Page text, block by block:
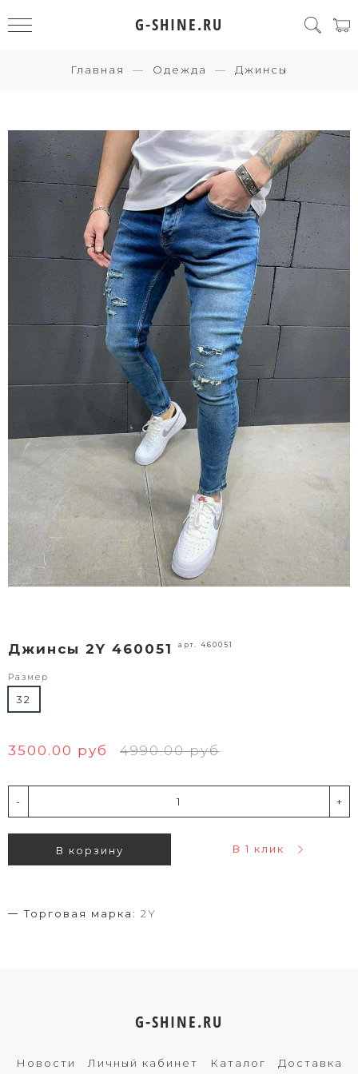
G-SHINE.RU
Главная Одежда Джинсы
Джинсы 2Y 460051 арт. 460051
Размер
32
3500.00 руб 4990.00 руб
- +
В корзину В 1 клик
Торговая марка: 2Y
G-SHINE.RU
Новости Личный кабинет Каталог Доставка